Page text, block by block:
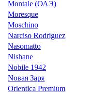
Montale (ОАЭ)
Moresque
Moschino
Narciso Rodriguez
Nasomatto
Nishane
Nobile 1942
Nовая Заря
Orientica Premium